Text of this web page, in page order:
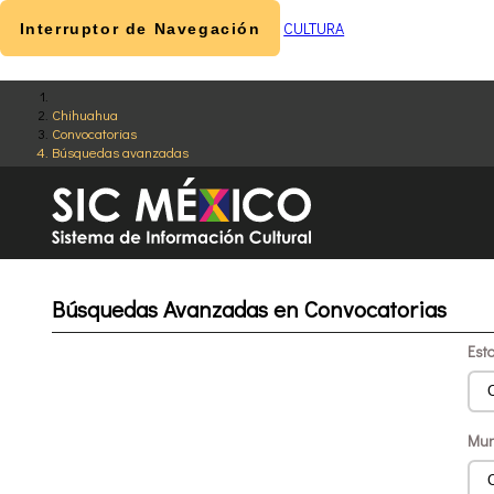
Chihuahua
Convocatorias
Búsquedas avanzadas
Interruptor de Navegación CULTURA
Búsquedas Avanzadas en Convocatorias